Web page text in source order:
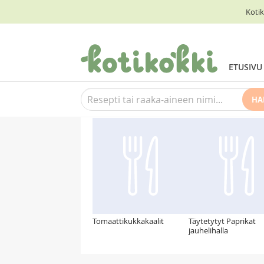
ETUSIVU
Suosittelemme myös
Tomaattikukkakaalit
Täytetytyt Paprikat
jauhelihalla